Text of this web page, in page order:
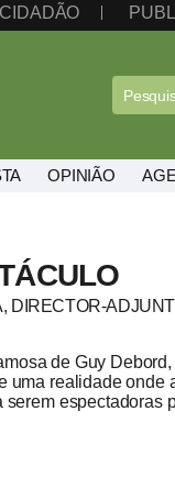
OPINIÃO
DIRECTOR-
de Guy
uma realidade
espectadoras